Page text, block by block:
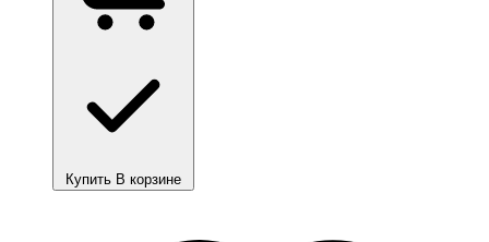
Купить В корзине